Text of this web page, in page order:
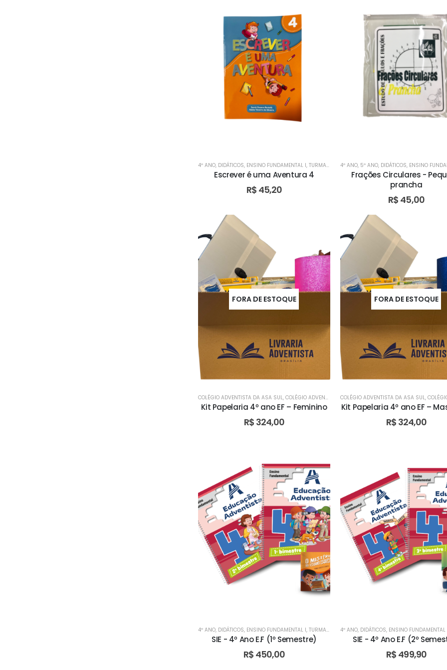
4º ANO, DIDÁTICOS, ENSINO FUNDAMENTAL I, TURMA BILÍNGUE ,TURMA BILÍNGUE,TURMA BILÍNGUE,
Escrever é uma Aventura 4
R$ 45,20
4º ANO, 5º ANO, DIDÁTICOS, ENSINO
Frações Circulares -
prancha
R$ 45,00
FORA DE ESTOQUE
COLÉGIO ADVENTISTA DA ASA SUL, COLÉGIO ADVENTISTA DE ÁGUAS CLARAS ,COLÉGIO ADVENTISTA
Kit Papelaria 4º ano EF – Feminino
R$ 324,00
FORA DE ESTOQUE
COLÉGIO ADVENTISTA DA ASA SUL, COLÉGIO
Kit Papelaria 4º ano EF –
R$ 324,00
4º ANO, DIDÁTICOS, ENSINO FUNDAMENTAL I, TURMA BILÍNGUE ,TURMA BILÍNGUE,TURMA BILÍNGUE,
SIE - 4º Ano E.F (1º Semestre)
R$ 450,00
4º ANO, DIDÁTICOS, ENSINO FUNDAMENTAL
SIE - 4º Ano E.F (2º
R$ 499,90